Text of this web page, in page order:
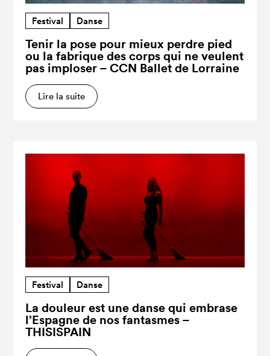
Festival Danse
Tenir la pose pour mieux perdre pied
ou la fabrique des corps qui ne veulent
pas imploser – CCN Ballet de Lorraine
Lire la suite
Festival Danse
La douleur est une danse qui embrase
l’Espagne de nos fantasmes –
THISISPAIN